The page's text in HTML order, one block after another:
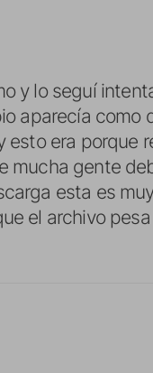
y lo seguí
aparecía como
esto era porque
mucha gente
esta es
el archivo